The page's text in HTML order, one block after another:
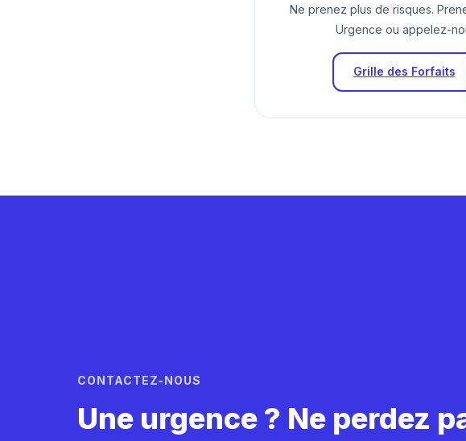
Ne prenez plus de risques.
Urgence ou appelez-
Grille des Forfaits
CONTACTEZ-NOUS
Une urgence ? Ne perdez